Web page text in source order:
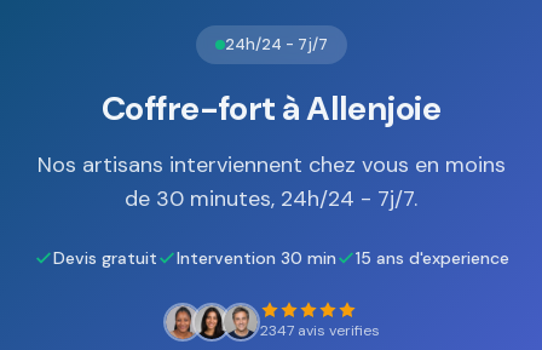
24h/24 - 7j/7
Coffre-fort à Allenjoie
Nos artisans interviennent chez vous en moins
de 30 minutes, 24h/24 - 7j/7.
Devis gratuit Intervention 30 min 15 ans d'experience
2347 avis verifies